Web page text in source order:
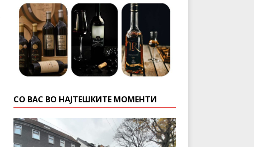
СО ВАС ВО НАЈТЕШКИТЕ МОМЕНТИ